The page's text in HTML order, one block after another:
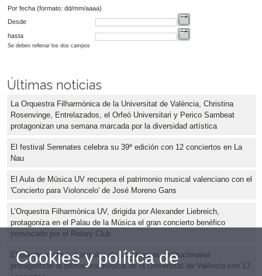
Por fecha (formato: dd/mm/aaaa)
Desde
hasta
Se deben rellenar los dos campos
Últimas noticias
La Orquestra Filharmònica de la Universitat de València, Christina
Rosenvinge, Entrelazados, el Orfeó Universitari y Perico Sambeat
protagonizan una semana marcada por la diversidad artística
El festival Serenates celebra su 39ª edición con 12 conciertos en La
Nau
El Aula de Música UV recupera el patrimonio musical valenciano con el
'Concierto para Violoncelo' de José Moreno Gans
L’Orquestra Filharmònica UV, dirigida por Alexander Liebreich,
protagoniza en el Palau de la Música el gran concierto benéfico
convocado por el Rotary Club
El talento joven y el impulso de las alianzas institucionales
protagonizan la primavera musical de la Universitat de València con 17
Cookies y política de